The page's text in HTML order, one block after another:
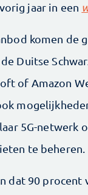
jaar in een
komen de
Duitse
of Amazon
5G-netwerk
te beheren.
90 procent